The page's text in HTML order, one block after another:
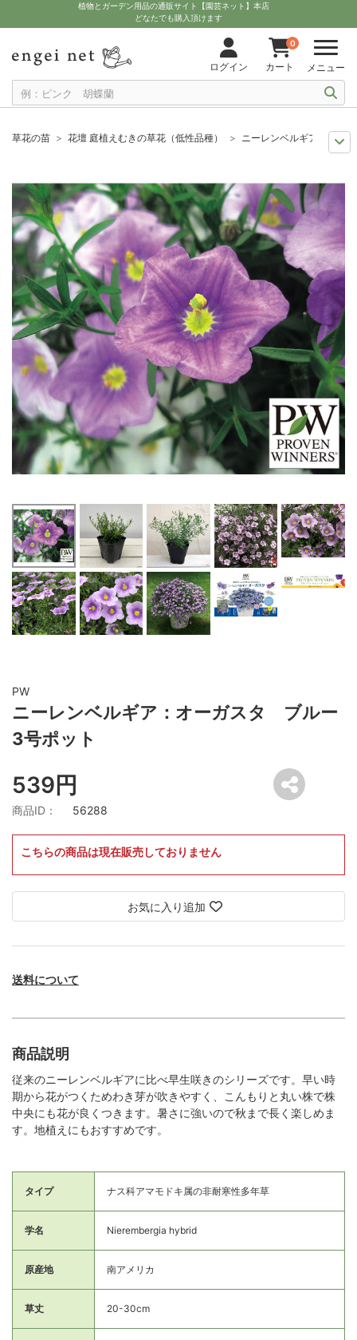
植物とガーデン用品の通販サイト【園芸ネット】本店
どなたでも購入頂けます
ログイン
0
カート メニュー
草花の苗 花壇 庭植えむきの草花（低性品種）
ニーレンベルギア：オー
夏の園芸
夏に似合うブルーの花 ニーレンベルギア：オーガスタ ブルー
PW
ニーレンベルギア：オーガスタ ブルー
3号ポット
539円
商品ID： 56288
こちらの商品は現在販売しておりません
お気に入り追加
送料について
商品説明
従来のニーレンベルギアに比べ早生咲きのシリーズです。早い時
期から花がつくためわき芽が吹きやすく、こんもりと丸い株で株
中央にも花が良くつきます。暑さに強いので秋まで長く楽しめま
す。地植えにもおすすめです。
タイプ ナス科アマモドキ属の非耐寒性多年草
学名 Nierembergia hybrid
原産地 南アメリカ
草丈 20-30cm